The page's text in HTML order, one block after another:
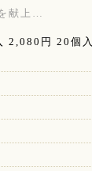
献上…
2,080円 20個入